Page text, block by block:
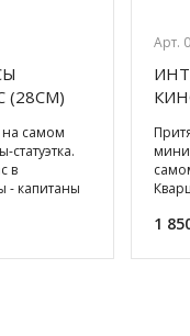
(28СМ)
самом
в
- капитаны
Арт.
ки
1